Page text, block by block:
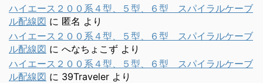
ハイエース２００系４型、５型、６型 スパイラルケーブ
ル配線図 に 匿名 より
ハイエース２００系４型、５型、６型 スパイラルケーブ
ル配線図 に へなちょこず より
ハイエース２００系４型、５型、６型 スパイラルケーブ
ル配線図 に 39Traveler より